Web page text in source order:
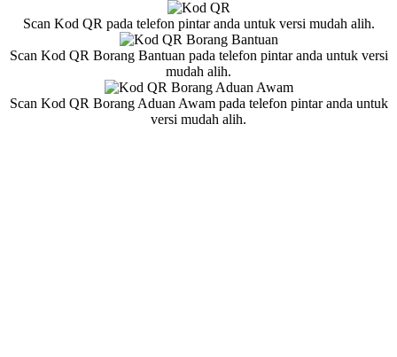
Scan Kod QR pada telefon pintar anda untuk versi mudah alih.
Scan Kod QR Borang Bantuan pada telefon pintar anda untuk versi
mudah alih.
Scan Kod QR Borang Aduan Awam pada telefon pintar anda untuk
versi mudah alih.